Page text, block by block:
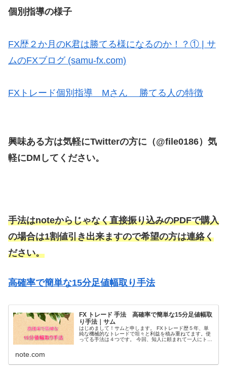
個別指導の様子
FX歴２か月のK君は勝てる様になるのか！？① | サ
ムのFXブログ (samu-fx.com)
FXトレード個別指導 Mさん 勝てる人の特徴
興味ある方は気軽にTwitterの方に（@file0186）気
軽にDMしてください。
手法はnoteからじゃなく直接振り込みのPDFで購入
の場合は1割値引き出来ますので希望の方は連絡く
ださい。
高確率で簡単な15分足値幅取り手法
FX トレード 手法 高確率で簡単な15分足値幅取
り手法｜サム
はじめまして！サムと申します。 FXトレード歴５年、単
純な機械的なトレードで坦々と利益を積み重ねてます。使
ってる手法は４つです。 今回、知人に頼まれて一人にトレ
note.com